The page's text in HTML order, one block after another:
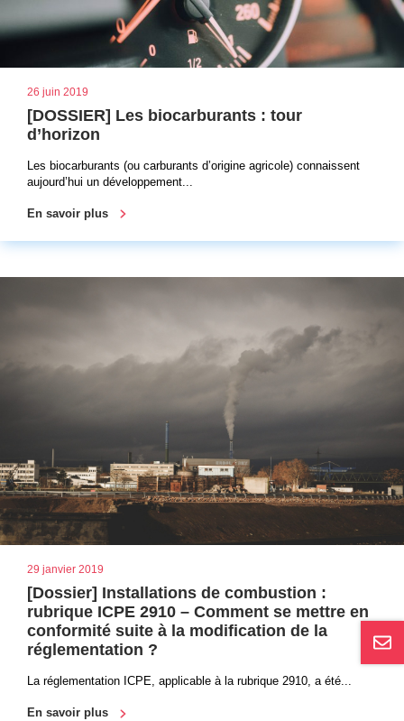
26 juin 2019
[DOSSIER] Les biocarburants : tour
d’horizon
Les biocarburants (ou carburants d’origine agricole) connaissent
aujourd’hui un développement...
En savoir plus
29 janvier 2019
[Dossier] Installations de combustion :
rubrique ICPE 2910 – Comment se mettre en
conformité suite à la modification de la
réglementation ?
La réglementation ICPE, applicable à la rubrique 2910, a été...
En savoir plus